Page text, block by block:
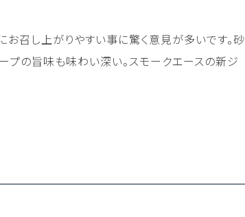
召し上がりやすい事に驚く意見が多いです。砂
プの旨味も味わい深い。スモークエースの新ジ